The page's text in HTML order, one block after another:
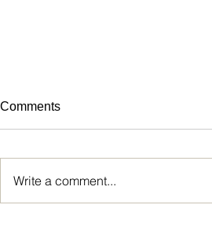
Comments
Write a comment...